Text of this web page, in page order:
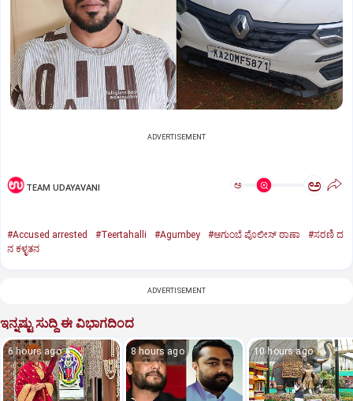
ADVERTISEMENT
TEAM UDAYAVANI ಅ ಅ
#Accused arrested #Teertahalli #Agumbey #ಆಗುಂಬೆ ಪೊಲೀಸ್ ಠಾಣಾ
#ಸರಣಿ ದ
ನ ಕಳ್ಳತನ
ADVERTISEMENT
ಇನ್ನಷ್ಟು ಸುದ್ದಿ ಈ ವಿಭಾಗದಿಂದ
6 hours ago 8 hours ago 10 hours ago